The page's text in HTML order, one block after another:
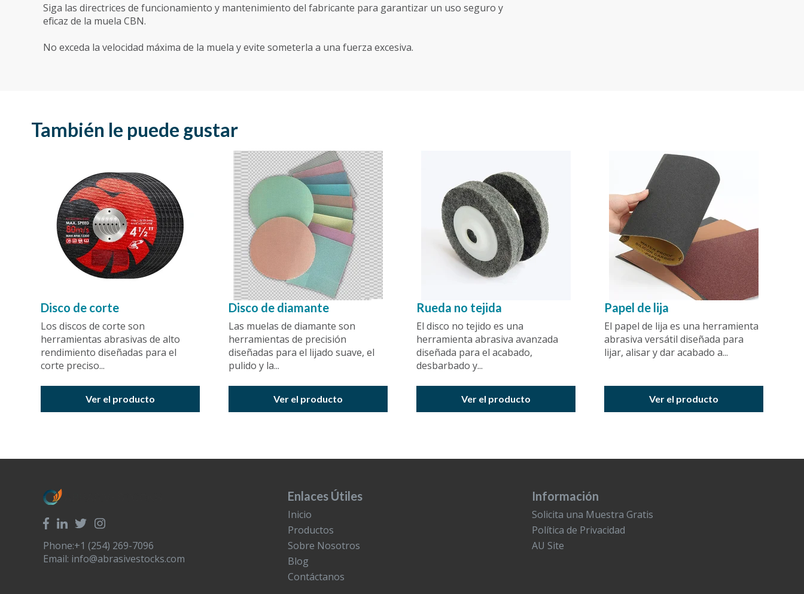
Siga las directrices de funcionamiento y mantenimiento del fabricante para garantizar un uso seguro y
eficaz de la muela CBN.
No exceda la velocidad máxima de la muela y evite someterla a una fuerza excesiva.
También le puede gustar
Disco de corte
Los discos de corte son
herramientas abrasivas de alto
rendimiento diseñadas para el
corte preciso...
Ver el producto
Disco de diamante
Las muelas de diamante son
herramientas de precisión
diseñadas para el lijado suave, el
pulido y la...
Ver el producto
Rueda no tejida
El disco no tejido es una
herramienta abrasiva avanzada
diseñada para el acabado,
desbarbado y...
Ver el producto
Papel de lija
El papel de lija es una herramienta
abrasiva versátil diseñada para
lijar, alisar y dar acabado a...
Ver el producto
Phone:+1 (254) 269-7096
Email: info@abrasivestocks.com
Enlaces Útiles
Inicio
Productos
Sobre Nosotros
Blog
Contáctanos
Información
Solicita una Muestra Gratis
Política de Privacidad
AU Site